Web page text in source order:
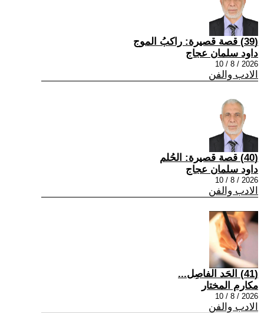
(39) قصة قصيرة: راكبُ الموج
داود سلمان عجاج
2026 / 8 / 10
الادب والفن
(40) قصة قصيرة: الحُلم
داود سلمان عجاج
2026 / 8 / 10
الادب والفن
(41) الحَد الفاصِل...
مكارم المختار
2026 / 8 / 10
الادب والفن